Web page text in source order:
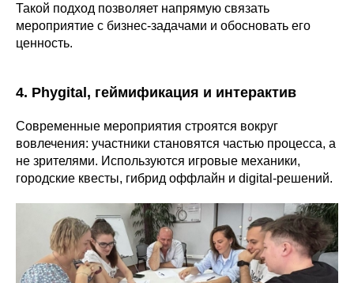
Такой подход позволяет напрямую связать
мероприятие с бизнес-задачами и обосновать его
ценность.
4. Phygital, геймификация и интерактив
Современные мероприятия строятся вокруг
вовлечения: участники становятся частью процесса, а
не зрителями. Используются игровые механики,
городские квесты, гибрид оффлайн и digital-решений.